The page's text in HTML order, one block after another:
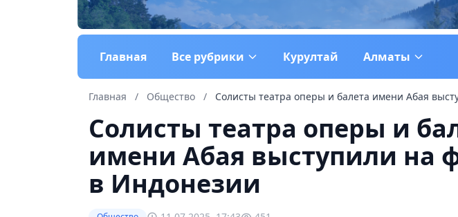
Главная Все рубрики Курултай Алматы
Главная / Общество / Солисты театра оперы и балета имени Абая
Солисты театра оперы и
имени Абая выступили на
в Индонезии